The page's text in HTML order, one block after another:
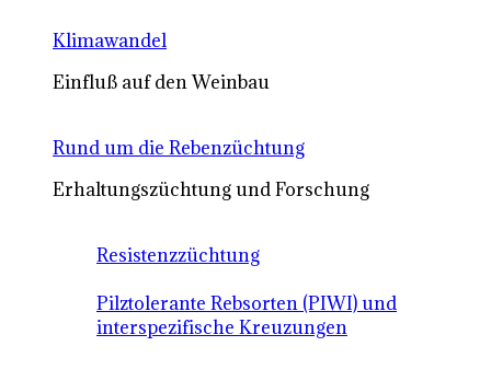
Klimawandel
Einfluß auf den Weinbau
Rund um die Rebenzüchtung
Erhaltungszüchtung und Forschung
Resistenzzüchtung
Pilztolerante Rebsorten (PIWI) und
interspezifische Kreuzungen